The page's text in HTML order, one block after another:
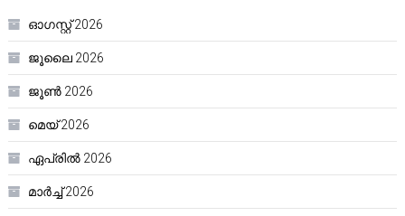
ഓഗസ്റ്റ്‌ 2026
ജൂലൈ 2026
ജൂൺ 2026
മെയ്‌ 2026
ഏപ്രിൽ 2026
മാർച്ച്‌ 2026